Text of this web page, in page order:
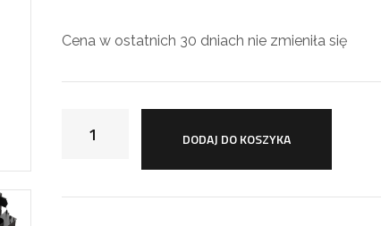
Cena w ostatnich 30 dniach nie zmieniła się
DODAJ DO KOSZYKA